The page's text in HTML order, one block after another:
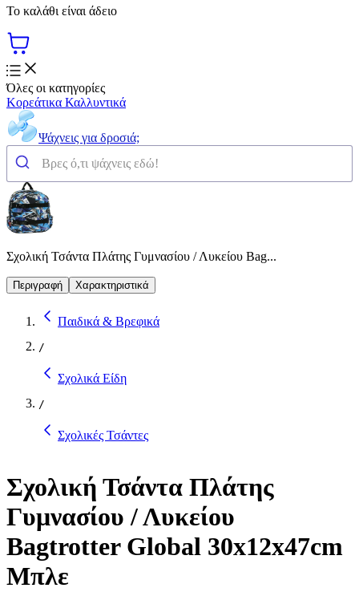
Το καλάθι είναι άδειο
Όλες οι κατηγορίες
Κορεάτικα Καλλυντικά
Ψάχνεις για δροσιά;
Σχολική Τσάντα Πλάτης Γυμνασίου / Λυκείου Bag...
Περιγραφή Χαρακτηριστικά
Παιδικά & Βρεφικά
/
Σχολικά Είδη
/
Σχολικές Τσάντες
Σχολική Τσάντα Πλάτης
Γυμνασίου / Λυκείου
Bagtrotter Global 30x12x47cm
Μπλε